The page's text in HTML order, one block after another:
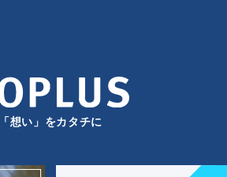
「想い」をカタチに